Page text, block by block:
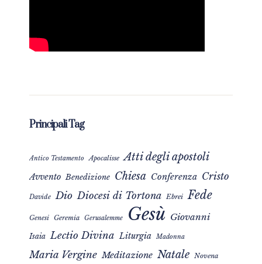
Principali Tag
Antico Testamento Apocalisse Atti degli apostoli
Avvento Benedizione Chiesa Conferenza Cristo
Davide Dio Diocesi di Tortona Ebrei Fede
Genesi Geremia Gerusalemme Gesù Giovanni
Isaia Lectio Divina Liturgia Madonna
Maria Vergine Meditazione Natale Novena